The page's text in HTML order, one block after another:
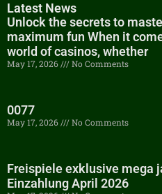
Latest News
Unlock the secrets to
maximum fun When it
world of casinos, whether
May 17, 2026 No Comments
0077
May 17, 2026 No Comments
Freispiele exklusive mega
Einzahlung April 2026